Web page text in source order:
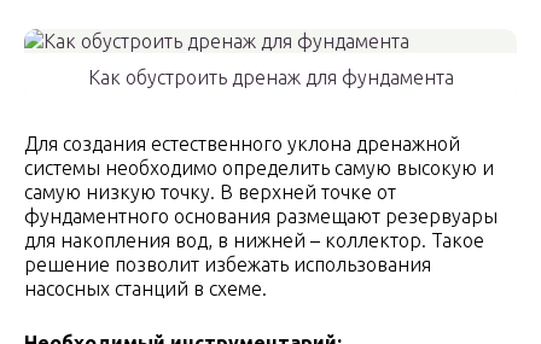
Как обустроить дренаж для фундамента
Для создания естественного уклона дренажной
системы необходимо определить самую высокую и
самую низкую точку. В верхней точке от
фундаментного основания размещают резервуары
для накопления вод, в нижней – коллектор. Такое
решение позволит избежать использования
насосных станций в схеме.